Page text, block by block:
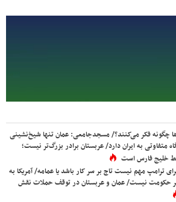
چگونه فکر می‌کنند؟/ مسجدجامعی: عمان تنها شیخ‌نشینی
متفاوتی به ایران دارد/ عربستان برادر بزرگ‌تر نیست؛
خلیج فارس است
ترامپ مهم نیست تاج بر سر کار باشد یا عمامه/ آمریکا به
حکومت نیست/ عمان و عربستان در توقف حملات نقش